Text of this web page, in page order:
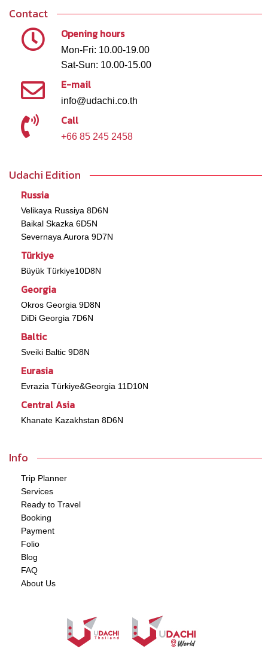
Contact
Opening hours
Mon-Fri: 10.00-19.00
Sat-Sun: 10.00-15.00
E-mail
info@udachi.co.th
Call
+66 85 245 2458
Udachi Edition
Russia
Velikaya Russiya 8D6N
Baikal Skazka 6D5N
Severnaya Aurora 9D7N
Türkiye
Büyük Türkiye10D8N
Georgia
Okros Georgia 9D8N
DiDi Georgia 7D6N
Baltic
Sveiki Baltic 9D8N
Eurasia
Evrazia Türkiye&Georgia 11D10N
Central Asia
Khanate Kazakhstan 8D6N
Info
Trip Planner
Services
Ready to Travel
Booking
Payment
Folio
Blog
FAQ
About Us